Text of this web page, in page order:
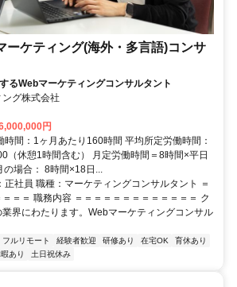
ーケティング(海外・多言語)コンサ
るWebマーケティングコンサルタント
グ株式会社
円
時間：1ヶ月あたり160時間 平均所定労働時間：
（休憩1時間含む） 月定労働時間＝8時間×平日
場合： 8時間×18日...
正社員 職種：マーケティングコンサルタント ＝
＝＝ 職務内容 ＝＝＝＝＝＝＝＝＝＝＝＝＝ ク
界にわたります。Webマーケティングコンサル
フルリモート 経験者歓迎 研修あり 在宅OK
育休あり
あり 土日祝休み